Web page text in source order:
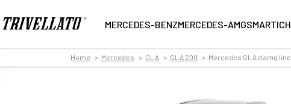
MERCEDES-BENZMERCEDES-AMGSMART
Home Mercedes GLA GLA 200 Mercedes GLA d amg